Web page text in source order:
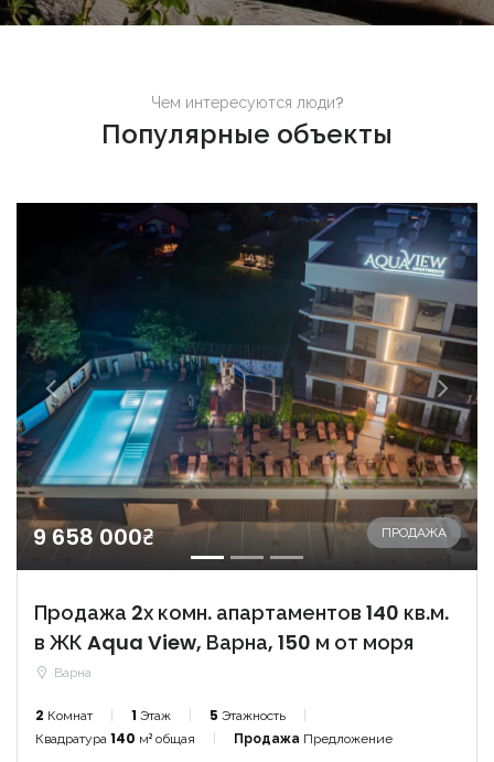
Чем интересуются люди?
Популярные объекты
9 658 000₴ ПРОДАЖА
Продажа 2х комн. апартаментов 140 кв.м.
в ЖК Aqua View, Варна, 150 м от моря
Варна
2 Комнат 1 Этаж 5 Этажность
Квадратура140 м² общая Продажа Предложение